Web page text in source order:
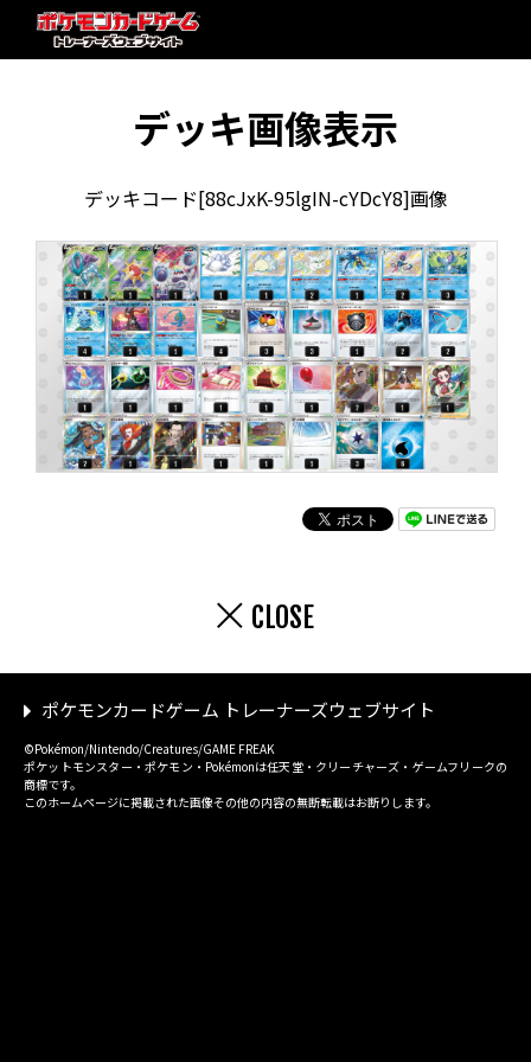
デッキ画像表示
デッキコード[88cJxK-95lgIN-cYDcY8]画像
CLOSE
ポケモンカードゲーム トレーナーズウェブサイト
©Pokémon/Nintendo/Creatures/GAME FREAK
ポケットモンスター・ポケモン・Pokémonは任天堂・クリーチャーズ・ゲームフリークの
商標です。
このホームページに掲載された画像その他の内容の無断転載はお断りします。